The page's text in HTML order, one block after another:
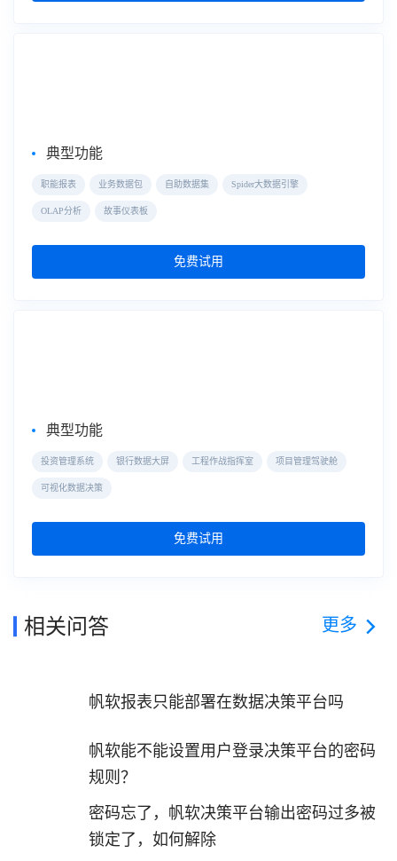
典型功能
职能报表 业务数据包 自助数据集 Spider大数据引擎
OLAP分析 故事仪表板
免费试用
典型功能
投资管理系统 银行数据大屏 工程作战指挥室 项目管理驾驶舱
可视化数据决策
免费试用
相关问答 更多
帆软报表只能部署在数据决策平台吗
帆软能不能设置用户登录决策平台的密码
规则？
密码忘了，帆软决策平台输出密码过多被
锁定了，如何解除